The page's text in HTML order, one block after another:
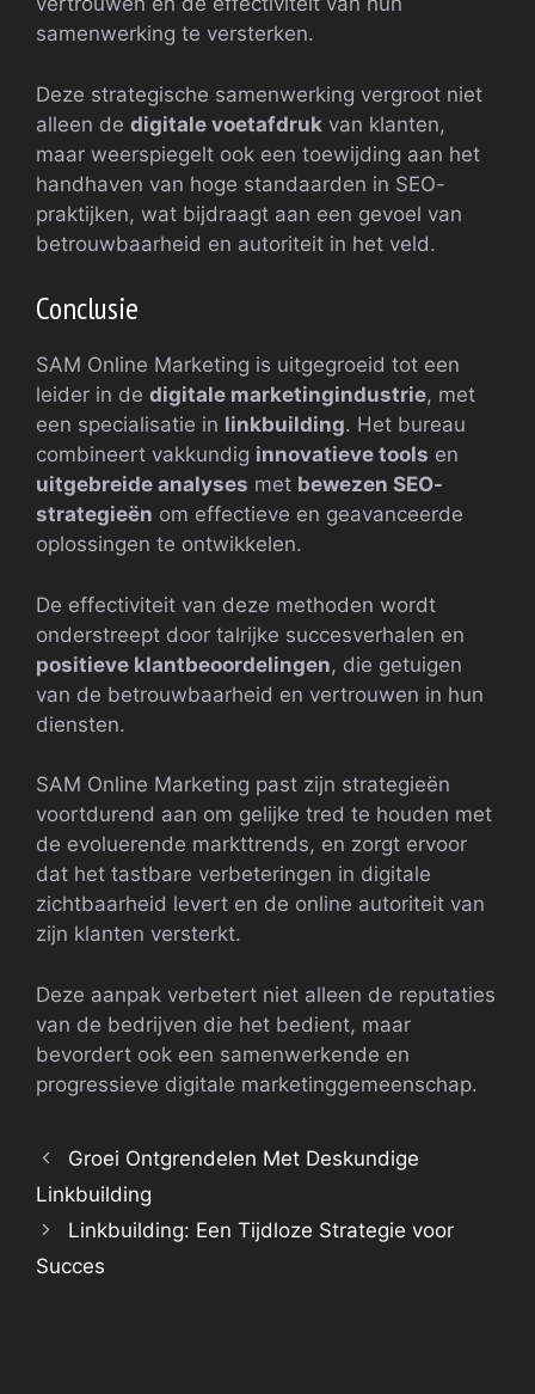
samenwerking te versterken.
Deze strategische samenwerking vergroot niet
alleen de digitale voetafdruk van klanten,
maar weerspiegelt ook een toewijding aan het
handhaven van hoge standaarden in SEO-
praktijken, wat bijdraagt aan een gevoel van
betrouwbaarheid en autoriteit in het veld.
Conclusie
SAM Online Marketing is uitgegroeid tot een
leider in de digitale marketingindustrie, met
een specialisatie in linkbuilding. Het bureau
combineert vakkundig innovatieve tools en
uitgebreide analyses met bewezen SEO-
strategieën om effectieve en geavanceerde
oplossingen te ontwikkelen.
De effectiviteit van deze methoden wordt
onderstreept door talrijke succesverhalen en
positieve klantbeoordelingen, die getuigen
van de betrouwbaarheid en vertrouwen in hun
diensten.
SAM Online Marketing past zijn strategieën
voortdurend aan om gelijke tred te houden met
de evoluerende markttrends, en zorgt ervoor
dat het tastbare verbeteringen in digitale
zichtbaarheid levert en de online autoriteit van
zijn klanten versterkt.
Deze aanpak verbetert niet alleen de reputaties
van de bedrijven die het bedient, maar
bevordert ook een samenwerkende en
progressieve digitale marketinggemeenschap.
Groei Ontgrendelen Met Deskundige
Linkbuilding
Linkbuilding: Een Tijdloze Strategie voor
Succes